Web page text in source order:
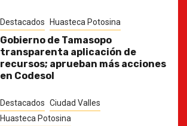
Destacados Huasteca Potosina
Gobierno de Tamasopo
transparenta aplicación de
recursos; aprueban más acciones
en Codesol
Destacados Ciudad Valles
Huasteca Potosina